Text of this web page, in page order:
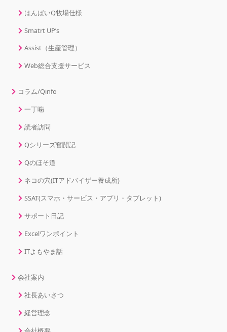
はんばいQ牧場仕様
Smatrt UP’s
Assist（生産管理）
Web総合支援サービス
コラム/Qinfo
一丁噛
読者訪問
Qシリーズ奮闘記
Qのほそ道
ネコの穴(ITアドバイザー養成所)
SSAT(スマホ・サービス・アプリ・タブレット)
サポート日記
Excelワンポイント
ITよもやま話
会社案内
社長あいさつ
経営理念